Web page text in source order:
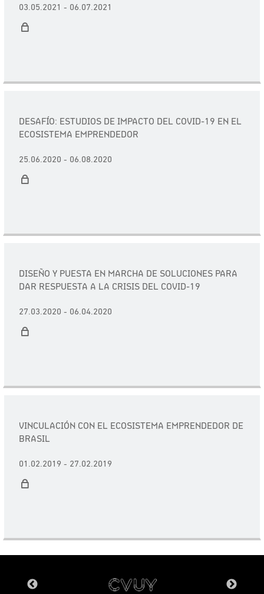
03.05.2021 - 06.07.2021
DESAFÍO: ESTUDIOS DE IMPACTO DEL COVID-19 EN EL
ECOSISTEMA EMPRENDEDOR
25.06.2020 - 06.08.2020
DISEÑO Y PUESTA EN MARCHA DE SOLUCIONES PARA
DAR RESPUESTA A LA CRISIS DEL COVID-19
27.03.2020 - 06.04.2020
VINCULACIÓN CON EL ECOSISTEMA EMPRENDEDOR DE
BRASIL
01.02.2019 - 27.02.2019